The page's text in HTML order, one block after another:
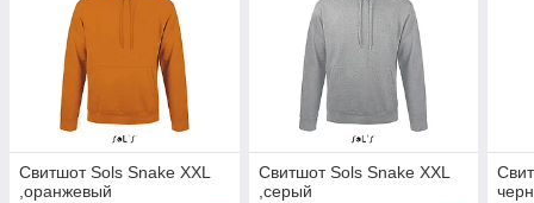
Свитшот Sols Snake XXL
,оранжевый
Свитшот Sols Snake XXL
,серый